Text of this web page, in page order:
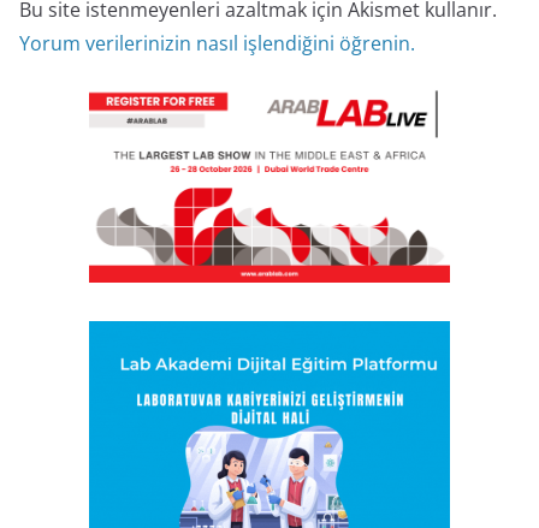
Bu site istenmeyenleri azaltmak için Akismet kullanır.
Yorum verilerinizin nasıl işlendiğini öğrenin.